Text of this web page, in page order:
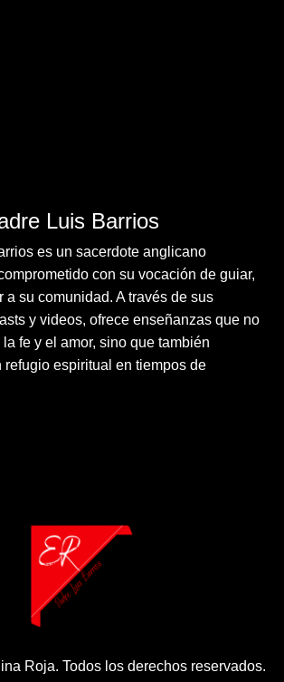
Luis Barrios
es un sacerdote anglicano
con su vocación de guiar,
a su comunidad. A través de sus
y videos, ofrece enseñanzas que no
fe y el amor, sino que también
refugio espiritual en tiempos de
Roja. Todos los derechos reservados.